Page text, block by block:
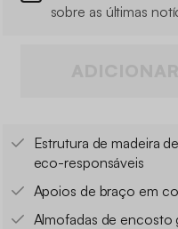
sobre as últimas
Estrutura de madeira
eco-responsáveis
Apoios de braço em
Almofadas de encosto